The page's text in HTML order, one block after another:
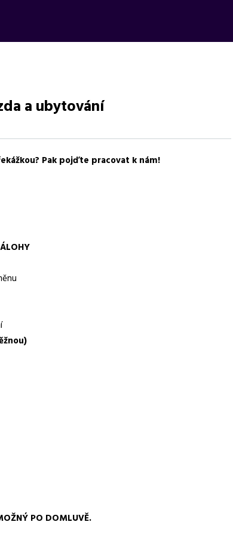
a ubytování
mzdou, ubytováním zdarma a bonusy.
ve třísměnném provozu
Pak pojďte pracovat k nám!
PO DOMLUVĚ.